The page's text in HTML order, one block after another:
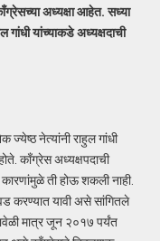
अध्यक्षा आहेत. सध्या
गांधी यांच्याकडे अध्यक्षदाची
ज्येष्ठ नेत्यांनी राहुल गांधी
काँग्रेस अध्यक्षपदाची
ती होऊ शकली नाही.
करण्यात यावी असे सांगितले
मात्र जून २०१७ पर्यंत